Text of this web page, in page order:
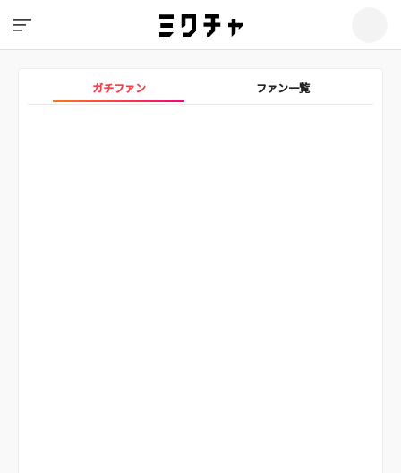
ガチファン ファン一覧